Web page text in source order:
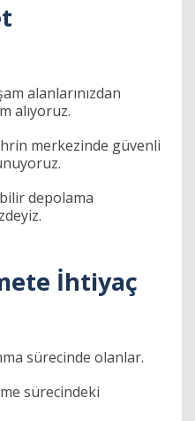
alanlarınızdan
alıyoruz.
merkezinde güvenli
depolama
İhtiyaç
sürecinde olanlar.
sürecindeki